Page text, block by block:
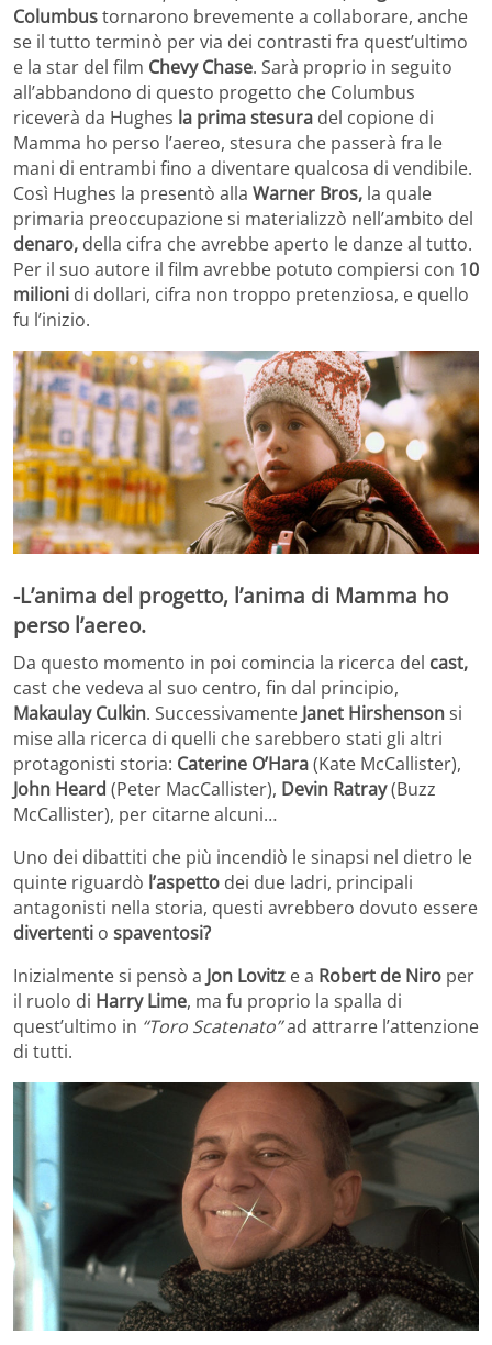
Columbustornarono brevemente a collaborare, anche
se il tutto terminò per via dei contrasti fra quest’ultimo
e la star del film Chevy Chase. Sarà proprio in seguito
all’abbandono di questo progetto che Columbus
riceverà da Hughes la prima stesura del copione di
Mamma ho perso l’aereo, stesura che passerà fra le
mani di entrambi fino a diventare qualcosa di vendibile.
Così Hughes la presentò alla Warner Bros, la quale
primaria preoccupazione si materializzò nell’ambito del
denaro, della cifra che avrebbe aperto le danze al tutto.
Per il suo autore il film avrebbe potuto compiersi con 10
milioni di dollari, cifra non troppo pretenziosa, e quello
fu l’inizio.
-L’anima del progetto, l’anima di Mamma ho
perso l’aereo.
Da questo momento in poi comincia la ricerca del cast,
cast che vedeva al suo centro, fin dal principio,
Makaulay Culkin. Successivamente Janet Hirshensonsi
mise alla ricerca di quelli che sarebbero stati gli altri
protagonisti storia: Caterine O’Hara(Kate McCallister),
John Heard (Peter MacCallister), Devin Ratray(Buzz
McCallister), per citarne alcuni…
Uno dei dibattiti che più incendiò le sinapsi nel dietro le
quinte riguardò l’aspetto dei due ladri, principali
antagonisti nella storia, questi avrebbero dovuto essere
divertenti o spaventosi?
Inizialmente si pensò a Jon Lovitz e a Robert de Niro per
il ruolo di Harry Lime, ma fu proprio la spalla di
quest’ultimo in “Toro Scatenato”ad attrarre l’attenzione
di tutti.